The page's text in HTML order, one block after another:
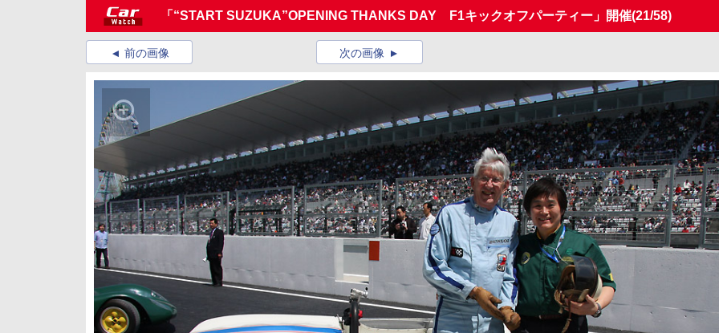
「“START SUZUKA”OPENING THANKS DAY F1キックオフパーティー」開催(21/58)
前の画像 次の画像